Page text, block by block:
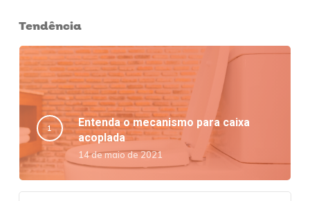
Tendência
Entenda o mecanismo para caixa
acoplada
14 de maio de 2021